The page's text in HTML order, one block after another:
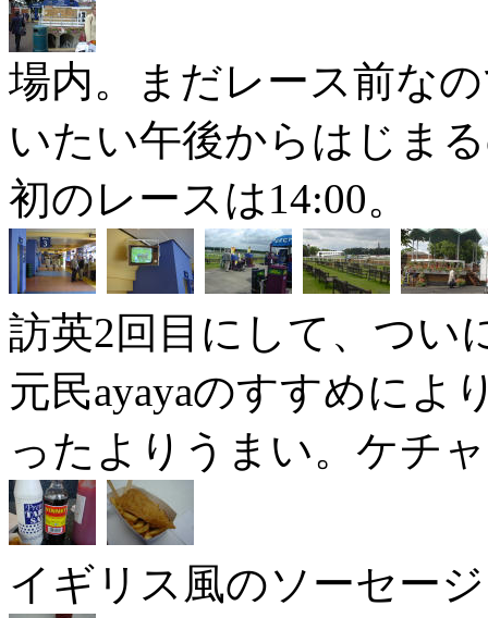
場内。まだレース前な
いたい午後からはじま
初のレースは14:00。
訪英2回目にして、つい
元民ayayaのすすめによ
ったよりうまい。ケチ
イギリス風のソーセージ